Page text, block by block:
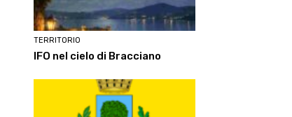
TERRITORIO
IFO nel cielo di Bracciano